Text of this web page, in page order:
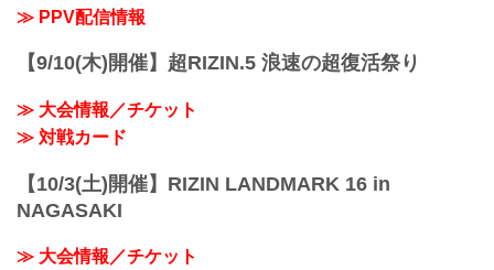
≫ PPV配信情報
【9/10(木)開催】超RIZIN.5 浪速の超復活祭り
≫ 大会情報／チケット
≫ 対戦カード
【10/3(土)開催】RIZIN LANDMARK 16 in
NAGASAKI
≫ 大会情報／チケット